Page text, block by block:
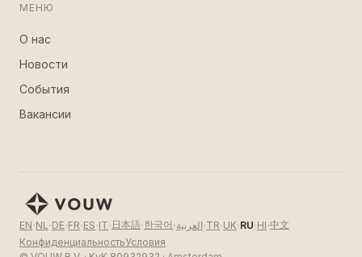
МЕНЮ
О нас
Новости
События
Вакансии
EN·NL·DE·FR·ES·IT· 日本語·한국어 ·العربية·TR·UK·RU·HI·中文
КонфиденциальностьУсловия